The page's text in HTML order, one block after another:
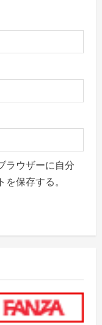
ラウザーに自分
保存する。